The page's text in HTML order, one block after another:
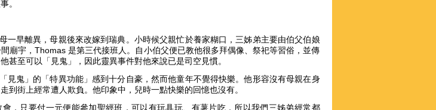
。
一早離異，母親後來改嫁到瑞典。小時候父親忙於養家糊口，三姊弟主要由伯父伯娘
廟宇，Thomas 是第三代接班人。自小伯父便已教他很多拜偶像、祭祀等習俗，並傳
甚至可以「見鬼」，因此靈異事件對他來說已是司空見慣。
見鬼」的「特異功能」感到十分自豪，然而他童年不覺得快樂。他形容沒有母親在身
到街上經常遭人欺負。他印象中，兒時一點快樂的回憶也沒有。
，只要付一元便能參加聖經班，可以有玩具玩、有薯片吃，所以我們三姊弟經常都